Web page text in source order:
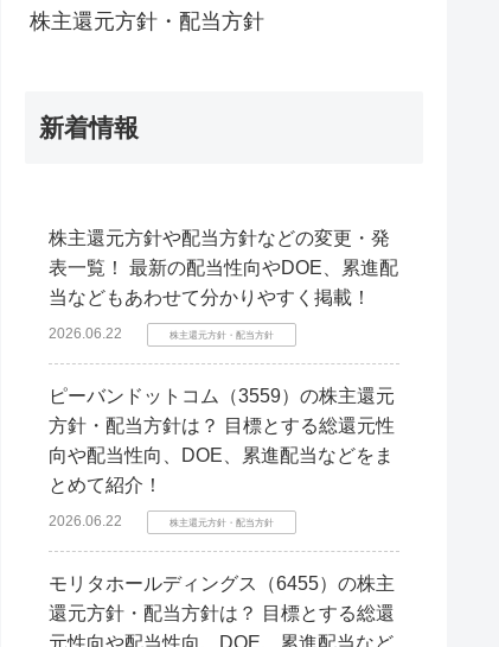
株主還元方針・配当方針
新着情報
株主還元方針や配当方針などの変更・発
表一覧！ 最新の配当性向やDOE、累進配
当などもあわせて分かりやすく掲載！
2026.06.22 株主還元方針・配当方針
ピーバンドットコム（3559）の株主還元
方針・配当方針は？ 目標とする総還元性
向や配当性向、DOE、累進配当などをま
とめて紹介！
2026.06.22 株主還元方針・配当方針
モリタホールディングス（6455）の株主
還元方針・配当方針は？ 目標とする総還
元性向や配当性向、DOE、累進配当など